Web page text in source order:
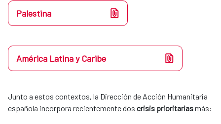
Palestina
América Latina y Caribe
Junto a estos contextos, la Dirección de Acción Humanitaria
española incorpora recientemente dos crisis prioritarias más: